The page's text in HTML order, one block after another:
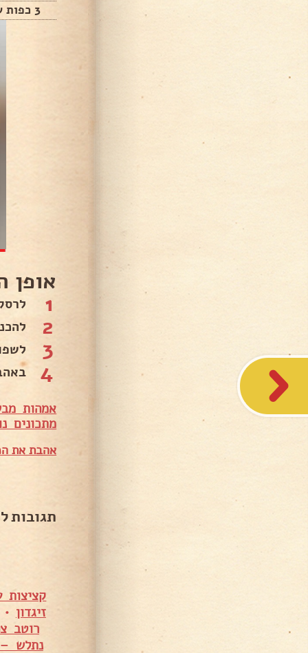
3 כפות שמן
אופן
1
2
3
4
אמהות
מתכונים
אהבת את
תגובות
קציצות
זיגדון
רוטב
נתלש